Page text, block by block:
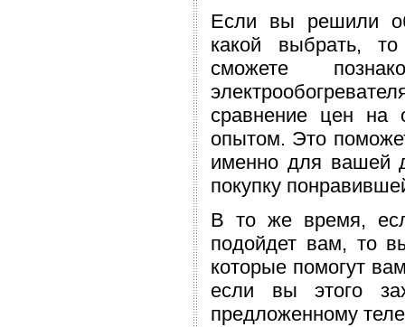
Если вы решили
какой выбрать,
сможете
сравнение цен на
опытом. Это
именно для вашей
покупку
В то же время,
подойдет вам, то
которые помогут
если вы этого
предложенному